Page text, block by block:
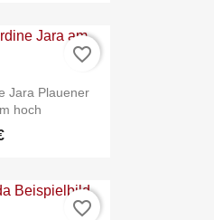
Jara Plauener
hoch
favorite_border
favorite_border